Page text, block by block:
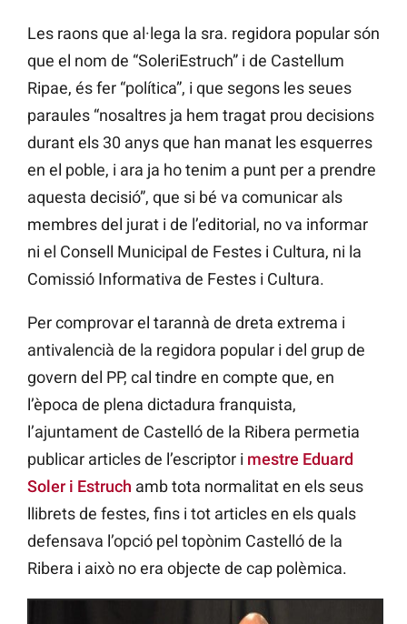
Les raons que al·lega la sra. regidora popular són
que el nom de “SoleriEstruch” i de Castellum
Ripae, és fer “política”, i que segons les seues
paraules “nosaltres ja hem tragat prou decisions
durant els 30 anys que han manat les esquerres
en el poble, i ara ja ho tenim a punt per a prendre
aquesta decisió”, que si bé va comunicar als
membres del jurat i de l’editorial, no va informar
ni el Consell Municipal de Festes i Cultura, ni la
Comissió Informativa de Festes i Cultura.
Per comprovar el tarannà de dreta extrema i
antivalencià de la regidora popular i del grup de
govern del PP, cal tindre en compte que, en
l’època de plena dictadura franquista,
l’ajuntament de Castelló de la Ribera permetia
publicar articles de l’escriptor i mestre Eduard
Soler i Estruch amb tota normalitat en els seus
llibrets de festes, fins i tot articles en els quals
defensava l’opció pel topònim Castelló de la
Ribera i això no era objecte de cap polèmica.